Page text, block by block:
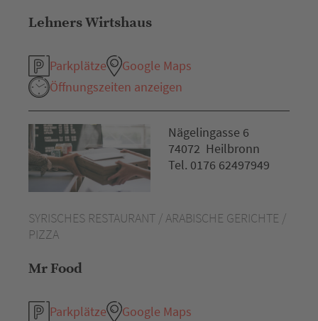
Lehners Wirtshaus
Parkplätze
Google Maps
Öffnungszeiten anzeigen
SYRISCHES RESTAURANT / ARABISCHE GERICHTE /
PIZZA
Mr Food
Parkplätze
Google Maps
Nägelingasse 6
74072 Heilbronn
Tel. 0176 62497949